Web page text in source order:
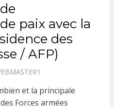
paix avec la
des
/ AFP)
et la principale
Forces armées